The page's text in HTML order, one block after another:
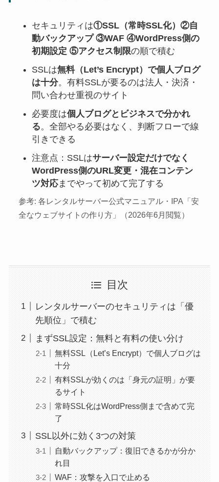
セキュリティは①SSL（常時SSL化）②自
動バックアップ ③WAF ④WordPress側の
初期設定 ⑤アクセス制限の順で積む
SSLは無料（Let’s Encrypt）で個人ブログ
は十分。有料SSLが要るのは法人・決済・
問い合わせ重視のサイト
必要度は個人ブログとビジネスで分かれ
る。全部やる必要はなく、判断フローで線
引きできる
注意点：SSLはサーバー設定だけでなく
WordPress側のURL変更・混在コンテン
ツ対応までやって初めて完了する
参考: 各レンタルサーバー公式マニュアル・IPA「安
全なウェブサイトの作り方」（2026年6月閲覧）
目次
レンタルサーバーのセキュリティは「優
先順位」で積む
まずSSL設定：無料と有料の使い分け
無料SSL（Let’s Encrypt）で個人ブログは
十分
有料SSLが効くのは「身元の証明」が要
るサイト
常時SSL化はWordPress側まで含めて完
了
SSL以外に効く3つの対策
自動バックアップ：復旧できるかが分か
れ目
WAF：攻撃を入口で止める